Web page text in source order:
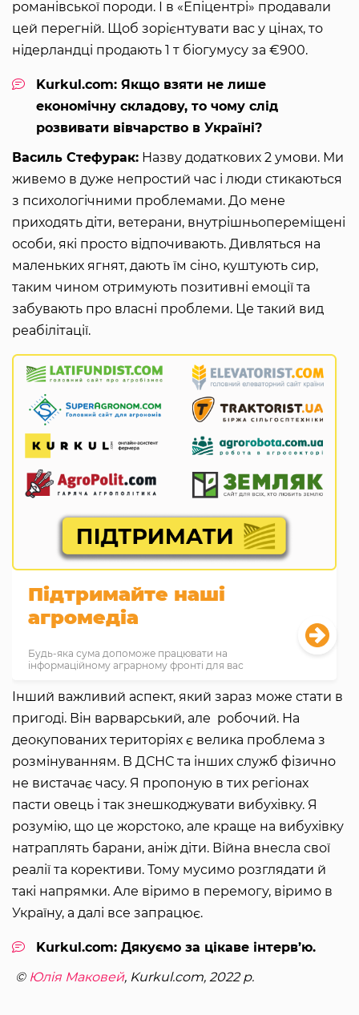
романівської породи. І в «Епіцентрі» продавали
цей перегній. Щоб зорієнтувати вас у цінах, то
нідерландці продають 1 т біогумусу за €900.
Kurkul.com: Якщо взяти не лише
економічну складову, то чому слід
розвивати вівчарство в Україні?
Василь Стефурак: Назву додаткових 2 умови. Ми
живемо в дуже непростий час і люди стикаються
з психологічними проблемами. До мене
приходять діти, ветерани, внутрішньопереміщені
особи, які просто відпочивають. Дивляться на
маленьких ягнят, дають їм сіно, куштують сир,
таким чином отримують позитивні емоції та
забувають про власні проблеми. Це такий вид
реабілітації.
Підтримайте наші
агромедіа
Будь-яка сума допоможе працювати на
інформаційному аграрному фронті для вас
Інший важливий аспект, який зараз може стати в
пригоді. Він варварський, але робочий. На
деокупованих територіях є велика проблема з
розмінуванням. В ДСНС та інших служб фізично
не вистачає часу. Я пропоную в тих регіонах
пасти овець і так знешкоджувати вибухівку. Я
розумію, що це жорстоко, але краще на вибухівку
натраплять барани, аніж діти. Війна внесла свої
реалії та корективи. Тому мусимо розглядати й
такі напрямки. Але віримо в перемогу, віримо в
Україну, а далі все запрацює.
Kurkul.com: Дякуємо за цікаве інтерв’ю.
© Юлія Маковей, Kurkul.com, 2022 р.